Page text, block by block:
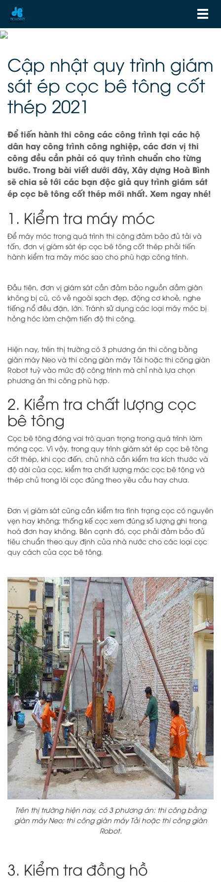
Cập nhật quy trình giám
sát ép cọc bê tông cốt
thép 2021
Để tiến hành thi công các công trình tại các hộ
dân hay công trình công nghiệp, các đơn vị thi
công đều cần phải có quy trình chuẩn cho từng
bước. Trong bài viết dưới đây, Xây dựng Hoà Bình
sẽ chia sẻ tới các bạn độc giả quy trình giám sát
ép cọc bê tông cốt thép mới nhất. Xem ngay nhé!
1. Kiểm tra máy móc
Để máy móc trong quá trình thi công đảm bảo đủ tải và
tấn, đơn vị giám sát ép cọc bê tông cốt thép phải tiến
hành kiểm tra máy móc sao cho phù hợp công trình.
Đầu tiên, đơn vị giám sát cần đảm bảo nguồn dầm giàn
không bị cũ, có vẻ ngoài sạch đẹp, động cơ khoẻ, nghe
tiếng nổ đều đặn, lớn. Tránh sử dụng các loại máy móc bị
hỏng hóc làm chậm tiến độ thi công.
Hiện nay, trên thị trường có 3 phương án thi công bằng
giàn máy Neo và thi công giàn máy Tải hoặc thi công giàn
Robot tuỳ vào mức độ công trình mà chỉ nhà lựa chọn
phương án thi công phù hợp.
2. Kiểm tra chất lượng cọc
bê tông
Cọc bê tông đóng vai trò quan trọng trong quá trình làm
móng cọc. Vì vậy, trong quy trình giám sát ép cọc bê tông
cốt thép, khi cọc đến, chủ nhà cần kiểm tra kích thước và
độ dài của cọc, kiểm tra chất lượng mác cọc bê tông và
thép chủ trong lõi cọc đúng theo yêu cầu hay chưa.
Đơn vị giám sát cũng cần kiểm tra tình trạng cọc có nguyên
vẹn hay không; thống kế cọc xem đúng số lượng ghi trong
hoá đơn hay không. Bên cạnh đó, cọc phải đảm bảo đủ
tiêu chuẩn theo quy định của nhà nước cho các loại cọc
quy cách của cọc bê tông.
Trên thị trường hiện nay, có 3 phương án: thi công bằng
giàn máy Neo; thi công giàn máy Tải hoặc thi công giàn
Robot.
3. Kiểm tra đồng hồ